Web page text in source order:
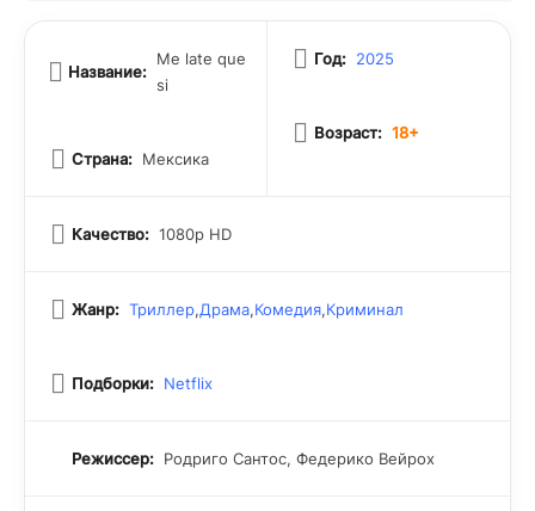
государственным лотереям. Изначально, группа
участников тщательно подготавливала свои действия,
уязвимости в её системе. Их намерение состояло не
просто в выигрыше, а в том, чтобы обманным путём
игроков. Случай с лотереей «Мелате» в Мексике в 2012
году иллюстрирует опасность мошенничества в подобных
напоминает о важности честной игры и этического
системы защиты от злоупотреблений.
Название:
Me late que
si
Страна: Мексика
Год: 2025
Возраст: 18+
Качество: 1080p HD
Жанр: Триллер,Драма,Комедия,Криминал
Подборки: Netflix
Режиссер: Родриго Сантос, Федерико Вейрох